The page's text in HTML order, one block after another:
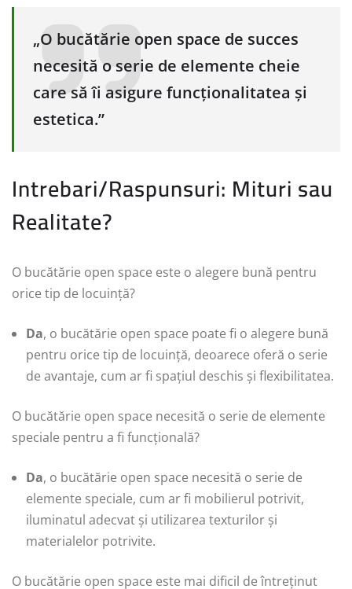
„O bucătărie open space de succes
necesită o serie de elemente cheie
care să îi asigure funcționalitatea și
estetica.”
Intrebari/Raspunsuri: Mituri sau
Realitate?
O bucătărie open space este o alegere bună pentru
orice tip de locuință?
Da, o bucătărie open space poate fi o alegere bună
pentru orice tip de locuință, deoarece oferă o serie
de avantaje, cum ar fi spațiul deschis și flexibilitatea.
O bucătărie open space necesită o serie de elemente
speciale pentru a fi funcțională?
Da, o bucătărie open space necesită o serie de
elemente speciale, cum ar fi mobilierul potrivit,
iluminatul adecvat și utilizarea texturilor și
materialelor potrivite.
O bucătărie open space este mai dificil de întreținut